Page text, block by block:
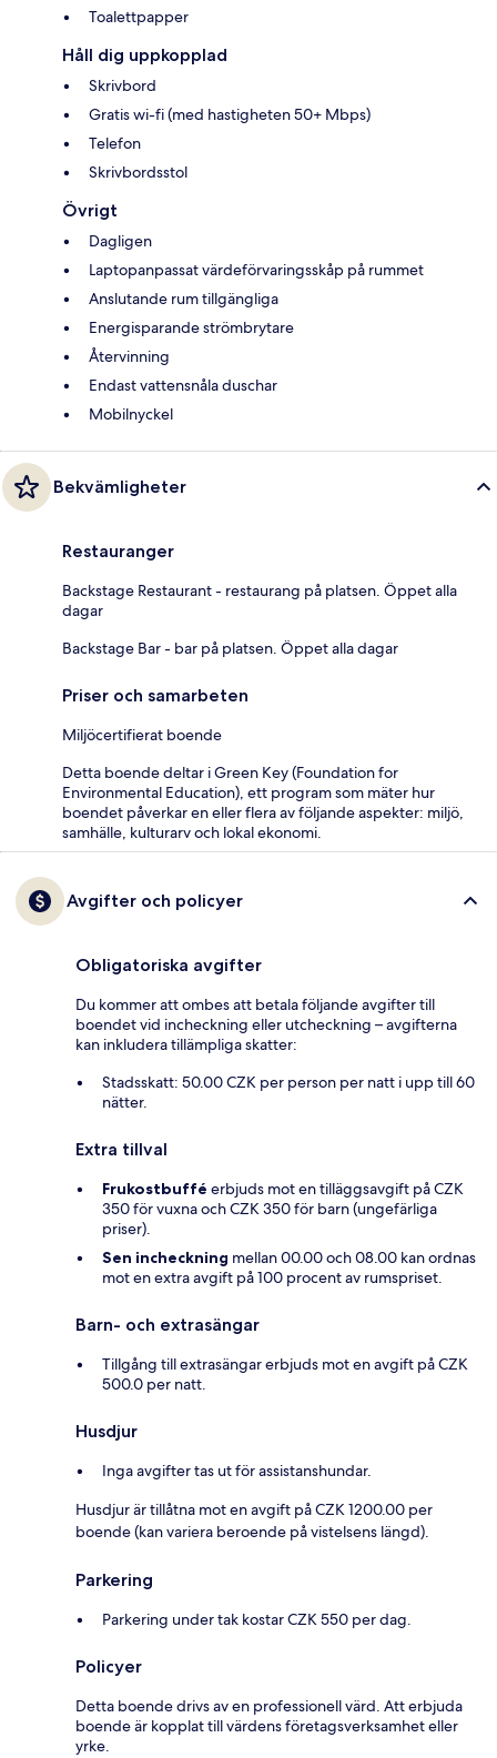
Toalettpapper
Håll dig uppkopplad
Skrivbord
Gratis wi-fi (med hastigheten 50+ Mbps)
Telefon
Skrivbordsstol
Övrigt
Dagligen
Laptopanpassat värdeförvaringsskåp på rummet
Anslutande rum tillgängliga
Energisparande strömbrytare
Återvinning
Endast vattensnåla duschar
Mobilnyckel
Bekvämligheter
Restauranger
Backstage Restaurant - restaurang på platsen. Öppet alla
dagar
Backstage Bar - bar på platsen. Öppet alla dagar
Priser och samarbeten
Miljöcertifierat boende
Detta boende deltar i Green Key (Foundation for
Environmental Education), ett program som mäter hur
boendet påverkar en eller flera av följande aspekter: miljö,
samhälle, kulturarv och lokal ekonomi.
Avgifter och policyer
Obligatoriska avgifter
Du kommer att ombes att betala följande avgifter till
boendet vid incheckning eller utcheckning – avgifterna
kan inkludera tillämpliga skatter:
Stadsskatt: 50.00 CZK per person per natt i upp till 60
nätter.
Extra tillval
Frukostbuffé erbjuds mot en tilläggsavgift på CZK
350 för vuxna och CZK 350 för barn (ungefärliga
priser).
Sen incheckning mellan 00.00 och 08.00 kan ordnas
mot en extra avgift på 100 procent av rumspriset.
Barn- och extrasängar
Tillgång till extrasängar erbjuds mot en avgift på CZK
500.0 per natt.
Husdjur
Inga avgifter tas ut för assistanshundar.
Husdjur är tillåtna mot en avgift på CZK 1200.00 per
boende (kan variera beroende på vistelsens längd).
Parkering
Parkering under tak kostar CZK 550 per dag.
Policyer
Detta boende drivs av en professionell värd. Att erbjuda
boende är kopplat till värdens företagsverksamhet eller
yrke.